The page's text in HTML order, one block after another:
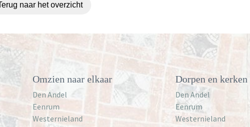
naar het overzicht
Omzien naar elkaar
Den Andel
Eenrum
Westernieland
Dorpen en kerken
Den Andel
Eenrum
Westernieland